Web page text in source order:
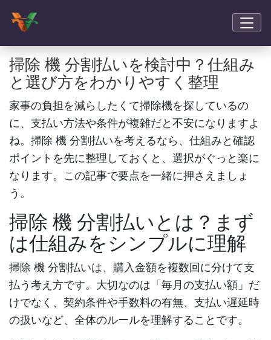
掃除 機 分割払いを検討中？仕組み
と選び方をわかりやすく整理
家事の負担を減らしたくて掃除機を探しているの
に、支払い方法や条件が複雑だと不安になりますよ
ね。 掃除 機 分割払いを考えるなら、仕組みと確認
ポイントを先に整理しておくと、選択がぐっと楽に
なります。この記事で要点を一緒に押さえましょ
う。
掃除 機 分割払いとは？まず
は仕組みをシンプルに理解
掃除 機 分割払いは、購入金額を複数回に分けて支
払う考え方です。大切なのは「毎月の支払い額」だ
けでなく、契約条件や手数料の有無、支払い遅延時
の扱いなど、全体のルールを理解することです。